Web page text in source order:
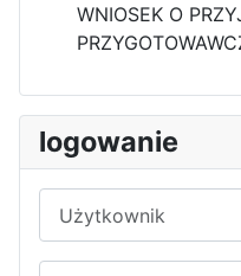
WNIOSEK O
logowanie